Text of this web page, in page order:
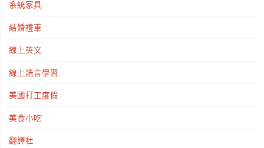
系統家具
結婚禮車
線上英文
線上語言學習
美國打工度假
美食小吃
翻譯社